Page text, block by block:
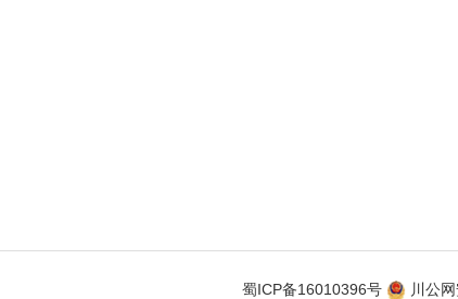
蜀ICP备16010396号 川公